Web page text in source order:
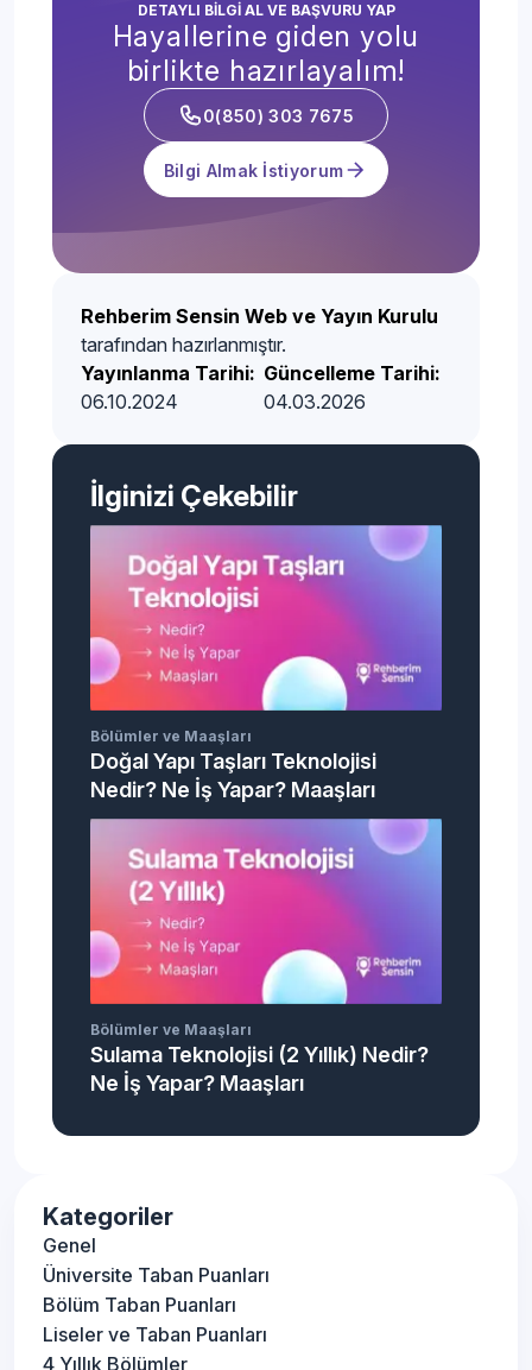
DETAYLI BİLGİ AL VE BAŞVURU YAP
Hayallerine giden yolu
birlikte hazırlayalım!
0(850) 303 7675
Bilgi Almak İstiyorum
Rehberim Sensin Web ve Yayın Kurulu
tarafından hazırlanmıştır.
Yayınlanma Tarihi:
06.10.2024
Güncelleme Tarihi:
04.03.2026
İlginizi Çekebilir
Bölümler ve Maaşları
Doğal Yapı Taşları Teknolojisi
Nedir? Ne İş Yapar? Maaşları
Bölümler ve Maaşları
Sulama Teknolojisi (2 Yıllık) Nedir?
Ne İş Yapar? Maaşları
Kategoriler
Genel
Üniversite Taban Puanları
Bölüm Taban Puanları
Liseler ve Taban Puanları
4 Yıllık Bölümler